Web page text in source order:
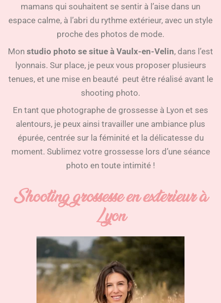
mamans qui souhaitent se sentir à l’aise dans un
espace calme, à l’abri du rythme extérieur, avec un style
proche des photos de mode.
Mon studio photo se situe à Vaulx-en-Velin, dans l’est
lyonnais. Sur place, je peux vous proposer plusieurs
tenues, et une mise en beauté peut être réalisé avant le
shooting photo.
En tant que photographe de grossesse à Lyon et ses
alentours, je peux ainsi travailler une ambiance plus
épurée, centrée sur la féminité et la délicatesse du
moment. Sublimez votre grossesse lors d’une séance
photo en toute intimité !
Shooting grossesse en exterieur à
Lyon